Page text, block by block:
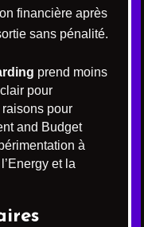
financière après
sans pénalité.
prend moins
pour
raisons pour
and Budget
à
et la